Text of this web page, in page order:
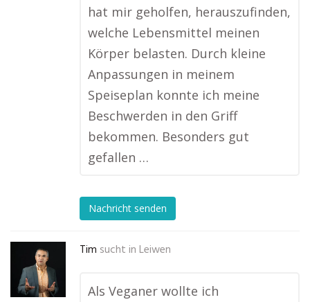
hat mir geholfen, herauszufinden,
welche Lebensmittel meinen
Körper belasten. Durch kleine
Anpassungen in meinem
Speiseplan konnte ich meine
Beschwerden in den Griff
bekommen. Besonders gut
gefallen …
Nachricht senden
Tim sucht in Leiwen
Als Veganer wollte ich